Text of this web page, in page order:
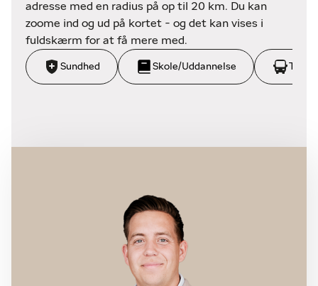
adresse med en radius på op til 20 km. Du kan
zoome ind og ud på kortet - og det kan vises i
fuldskærm for at få mere med.
Sundhed Skole/Uddannelse